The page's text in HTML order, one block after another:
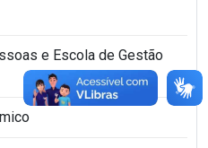
e Escola de Gestão